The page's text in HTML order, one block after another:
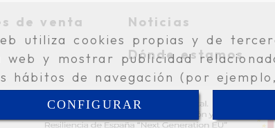
utiliza cookies propias y de
web y mostrar publicidad
hábitos de navegación (por
CONFIGURAR
de venta Noticias
Dónde estamos